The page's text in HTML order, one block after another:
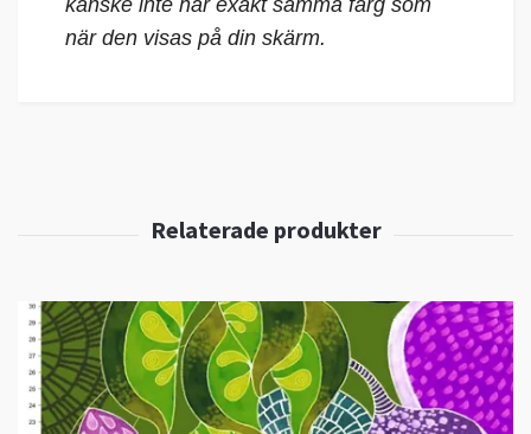
kanske inte har exakt samma färg som
när den visas på din skärm.